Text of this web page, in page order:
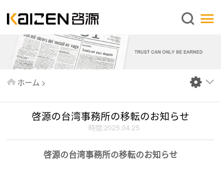
日本語
企業情報
事業内容
出版物
よくあるご質問
ホーム >
啓源の台湾事務所の移転のお知らせ
時間:2025.04.25
啓源の台湾事務所の移転のお知らせ